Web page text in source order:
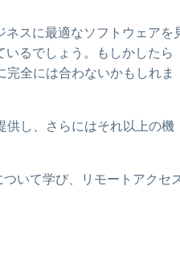
セキュリティ
ついて詳し
すべて
ネスに最適なソフトウェアを
るでしょう。もしかしたら
全には合わないかもしれま
し、さらにはそれ以上の機
いて学び、リモートアクセ